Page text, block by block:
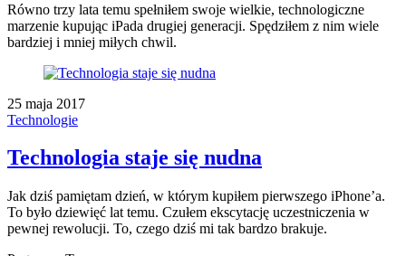
Równo trzy lata temu spełniłem swoje wielkie, technologiczne
marzenie kupując iPada drugiej generacji. Spędziłem z nim wiele
bardziej i mniej miłych chwil.
25 maja 2017
Technologie
Technologia staje się nudna
Jak dziś pamiętam dzień, w którym kupiłem pierwszego iPhone’a.
To było dziewięć lat temu. Czułem ekscytację uczestniczenia w
pewnej rewolucji. To, czego dziś mi tak bardzo brakuje.